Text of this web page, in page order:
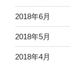
2018年6月
2018年5月
2018年4月